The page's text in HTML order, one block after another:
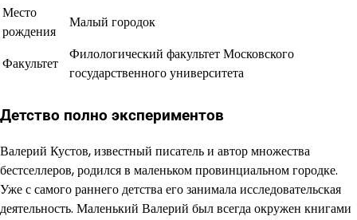
Место
рождения
Малый городок
Факультет
Филологический факультет Московского
государственного университета
Детство полно экспериментов
Валерий Кустов, известный писатель и автор множества
бестселлеров, родился в маленьком провинциальном городке.
Уже с самого раннего детства его занимала исследовательская
деятельность. Маленький Валерий был всегда окружен книгами